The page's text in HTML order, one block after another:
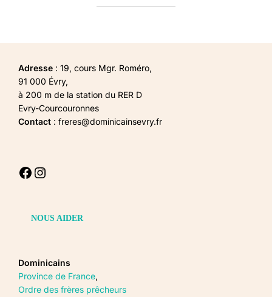
Adresse : 19, cours Mgr. Roméro,
91 000 Évry,
à 200 m de la station du RER D
Evry-Courcouronnes
Contact : freres@dominicainsevry.fr
Facebook
Instagram
NOUS AIDER
Dominicains
Province de France,
Ordre des frères prêcheurs